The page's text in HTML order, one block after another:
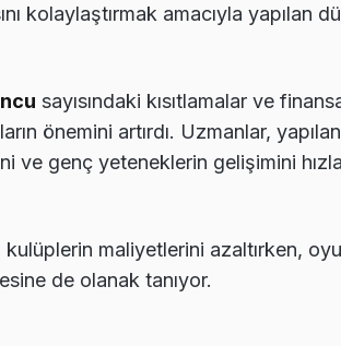
kolaylaştırmak amacıyla yapılan
sayısındaki kısıtlamalar ve
önemini artırdı. Uzmanlar,
ve genç yeteneklerin gelişimini
maliyetlerini azaltırken,
de olanak tanıyor.